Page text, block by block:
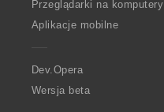
O
p
a
Przeglądarki na komputery
Aplikacje mobilne
Dev.Opera
Wersja beta